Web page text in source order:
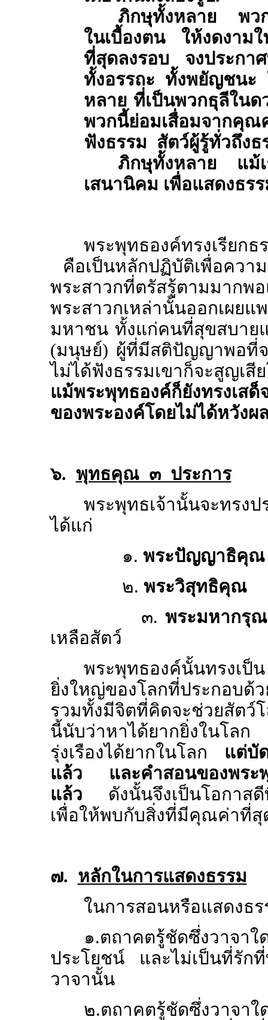
ภิกษุทั้งหลาย พวก
ในเบื้องตน ให้งดงา
ที่สุดลงรอบ จงประกา
ทั้งอรรถะ ทั้งพยัญชน
หลาย ที่เป็นพวกธุลีใน
พวกนี้ย่อมเสื่อมจากคุณ
ฟังธรรม สัตว์ผู้รู้ทั่วถึงธ
ภิกษุทั้งหลาย แม้เ
เสนานิคม เพื่อแสดงธร
พระพุทธองค์ทรงเรียกธ
คือเป็นหลักปฏิบัติเพื่อคว
พระสาวกที่ตรัสรู้ตามมาก
พระสาวกเหล่านั้นออกเผยแ
มหาชน ทั้งแก่คนที่สุขสบาย
(มนุษย์) ผู้ที่มีสติปัญญาพอที่
ไม่ได้ฟังธรรมเขาก็จะสูญ
แม้พระพุทธองค์ก็ยังทรงเส
ของพระองค์โดยไม่ได้หวังผ
๖. พุทธคุณ ๓ ประการ
พระพุทธเจ้านั้นจะทร
ได้แก่
๑.พระปัญญาธิคุณ
๒.พระวิสุทธิคุณ
๓. พระมหากรุ
เหลือสัตว์
พระพุทธองค์นั้นทรงเป็น
ยิ่งใหญ่ของโลกที่ประกอ
รวมทั้งมีจิตที่คิดจะช่วยสัตว์
นี้นับว่าหาได้ยากยิ่งในโล
รุ่งเรืองได้ยากในโลก แต่บั
แล้ว และคำสอนของพระพุ
แล้ว ดังนั้นจึงเป็นโอกาส
เพื่อให้พบกับสิ่งที่มีคุณค่าที่สุ
๗. หลักในการแสดงธรรม
ในการสอนหรือแสดงธ
๑.ตถาคตรู้ชัดซึ่งวาจา
ประโยชน์ และไม่เป็นที่รัก
วาจานั้น
๒.ตถาคตรู้ชัดซึ่งวาจ